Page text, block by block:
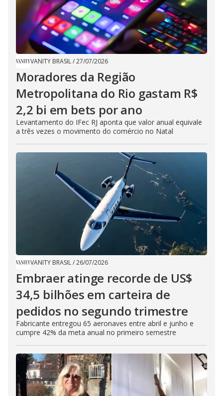
VANITY BRASIL/27/07/2026
Moradores da Região
Metropolitana do Rio gastam R$
2,2 bi em bets por ano
Levantamento do IFec RJ aponta que valor anual equivale
a três vezes o movimento do comércio no Natal
VANITY BRASIL/26/07/2026
Embraer atinge recorde de US$
34,5 bilhões em carteira de
pedidos no segundo trimestre
Fabricante entregou 65 aeronaves entre abril e junho e
cumpre 42% da meta anual no primeiro semestre